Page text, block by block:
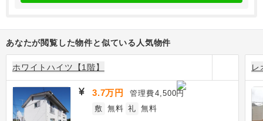
あなたが閲覧した物件と似ている人気物件
ホワイトハイツ【1階】
3.7万円 管理費4,500円
敷 無料 礼 無料
レ